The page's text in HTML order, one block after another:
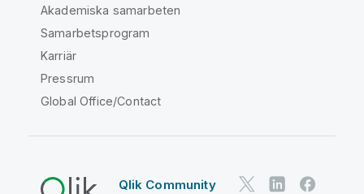
Akademiska samarbeten
Samarbetsprogram
Karriär
Pressrum
Global Office/Contact
Qlik Community